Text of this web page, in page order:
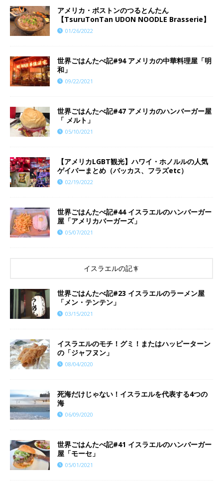
アメリカ・ボストンのつるとんたん
【TsuruTonTan UDON NOODLE Brasserie】
01/26/2022
世界ごはんたべ記#94 アメリカの中華料理屋「明
和」
09/22/2021
世界ごはんたべ記#47 アメリカのハンバーガー屋
「 メルト」
05/10/2021
【アメリカLGBT観光】ハワイ・ホノルルの人気
ゲイバーまとめ（バッカス、フラズetc）
02/19/2022
世界ごはんたべ記#44 イスラエルのハンバーガー
屋「アメリカバーガーズ」
05/07/2021
イスラエルの記事
世界ごはんたべ記#23 イスラエルのラーメン屋
「メン・テンテン」
03/15/2021
イスラエルのモチ！グミ！またはハッピーターン
の「ジャフヌン」
08/04/2020
死海だけじゃない！イスラエルを代表する4つの
海
06/09/2020
世界ごはんたべ記#41 イスラエルのハンバーガー
屋「モーセ」
05/01/2021